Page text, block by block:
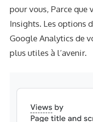
pour vous, Parce que
Insights. Les options
Google Analytics de
plus utiles à l’avenir.